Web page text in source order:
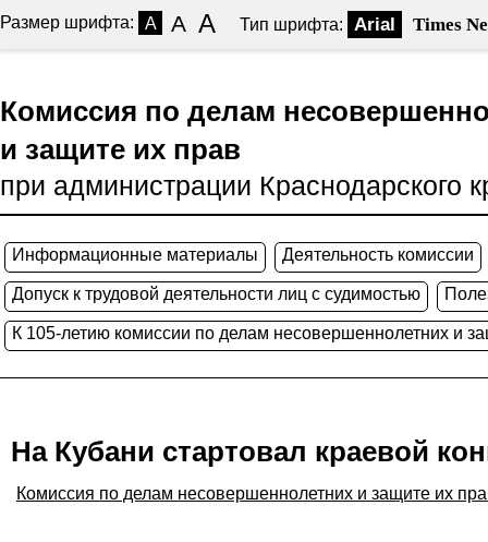
Размер шрифта: A A A Тип шрифта: Arial Times
Комиссия по делам
и защите их прав
при администрации Краснодарского
Информационные материалы Деятельность комиссии
Допуск к трудовой деятельности лиц с судимостью
К 105-летию комиссии по делам несовершеннолетних и
На Кубани стартовал краевой
Комиссия по делам несовершеннолетних и защите их